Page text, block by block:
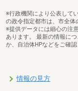
※行政機関により公表して
の政令指定都市は、市全体
※提供データには細心の注
あります。 最新の情報に
か、自治体HPなどをご確認
情報の見方